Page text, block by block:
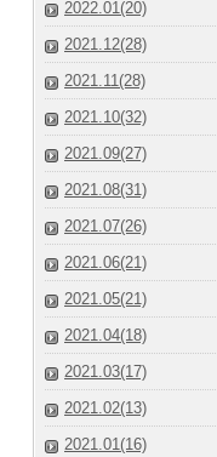
2022.01(20)
2021.12(28)
2021.11(28)
2021.10(32)
2021.09(27)
2021.08(31)
2021.07(26)
2021.06(21)
2021.05(21)
2021.04(18)
2021.03(17)
2021.02(13)
2021.01(16)